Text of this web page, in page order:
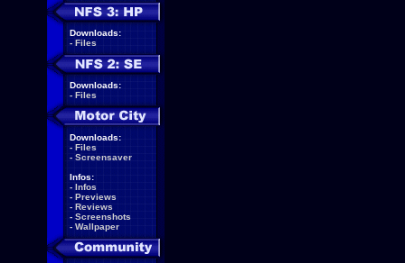
Downloads:
- Files
Downloads:
- Files
Downloads:
- Files
- Screensaver
Infos:
- Infos
- Previews
- Reviews
- Screenshots
- Wallpaper